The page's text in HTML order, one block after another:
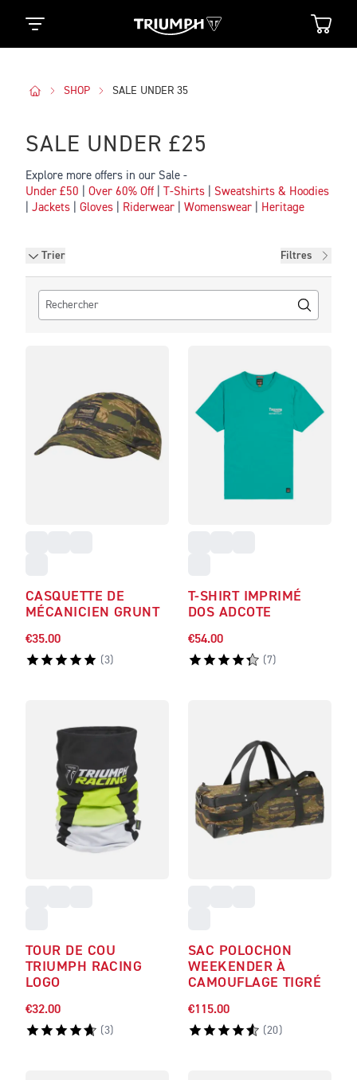
SHOP SALE UNDER 35
SALE UNDER £25
Explore more offers in our Sale -
Under £50
Over 60% Off T-Shirts
Sweatshirts & Hoodies
Jackets Gloves Riderwear Womenswear Heritage
Trier Filtres
Filtres
CASQUETTE DE
MÉCANICIEN GRUNT
€35.00
(3)
T-SHIRT IMPRIMÉ
DOS ADCOTE
€54.00
(7)
TOUR DE COU
TRIUMPH RACING
LOGO
€32.00
(3)
SAC POLOCHON
WEEKENDER À
CAMOUFLAGE TIGRÉ
€115.00
(20)